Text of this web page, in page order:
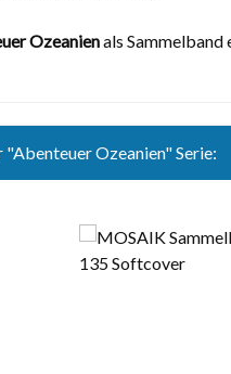
Ozeanienals
Ozeanien" Serie: